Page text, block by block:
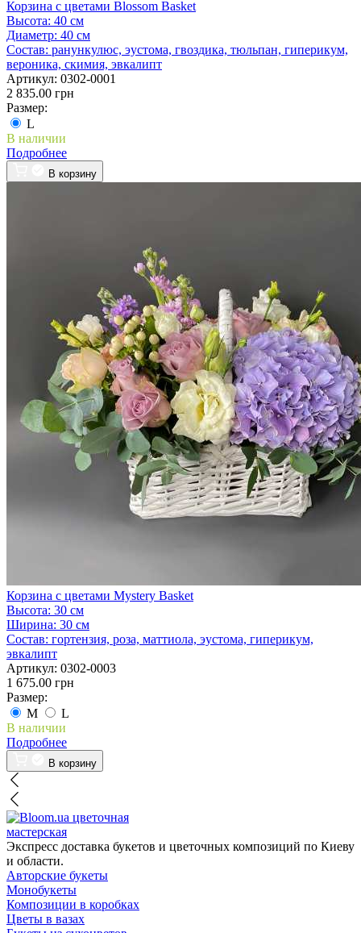
Корзина с цветами Blossom Basket
Высота: 40 см
Диаметр: 40 см
Состав: ранункулюс, эустома, гвоздика, тюльпан, гиперикум,
вероника, скимия, эвкалипт
Артикул: 0302-0001
2 835.00 грн
Размер:
L
В наличии
Подробнее
В корзину
Корзина с цветами Mystery Basket
Высота: 30 см
Ширина: 30 см
Состав: гортензия, роза, маттиола, эустома, гиперикум,
эвкалипт
Артикул: 0302-0003
1 675.00 грн
Размер:
M
L
В наличии
Подробнее
В корзину
цветочная
мастерская
Экспресс доставка букетов и цветочных композиций по Киеву
и области.
Авторские букеты
Монобукеты
Композиции в коробках
Цветы в вазах